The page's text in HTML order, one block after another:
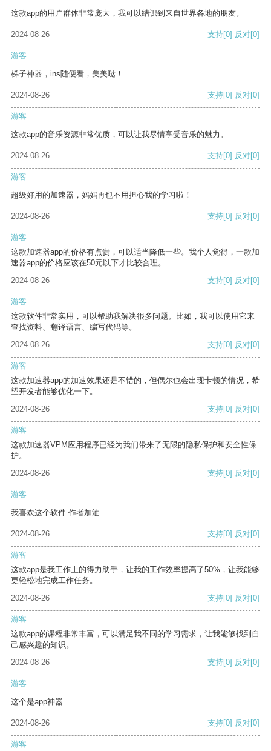
这款app的用户群体非常庞大，我可以结识到来自世界各地的朋友。
2024-08-26 支持[0] 反对[0]
游客
梯子神器，ins随便看，美美哒！
2024-08-26 支持[0] 反对[0]
游客
这款app的音乐资源非常优质，可以让我尽情享受音乐的魅力。
2024-08-26 支持[0] 反对[0]
游客
超级好用的加速器，妈妈再也不用担心我的学习啦！
2024-08-26 支持[0] 反对[0]
游客
这款加速器app的价格有点贵，可以适当降低一些。我个人觉得，一款加
速器app的价格应该在50元以下才比较合理。
2024-08-26
支持[0] 反对[0]
游客
这款软件非常实用，可以帮助我解决很多问题。比如，我可以使用它来
查找资料、翻译语言、编写代码等。
2024-08-26
支持[0] 反对[0]
游客
这款加速器app的加速效果还是不错的，但偶尔也会出现卡顿的情况，希
望开发者能够优化一下。
2024-08-26
支持[0] 反对[0]
游客
这款加速器VPM应用程序已经为我们带来了无限的隐私保护和安全性保
护。
2024-08-26
支持[0] 反对[0]
游客
我喜欢这个软件 作者加油
2024-08-26 支持[0] 反对[0]
游客
这款app是我工作上的得力助手，让我的工作效率提高了50%，让我能够
更轻松地完成工作任务。
2024-08-26
支持[0] 反对[0]
游客
这款app的课程非常丰富，可以满足我不同的学习需求，让我能够找到自
己感兴趣的知识。
2024-08-26
支持[0] 反对[0]
游客
这个是app神器
2024-08-26 支持[0] 反对[0]
游客